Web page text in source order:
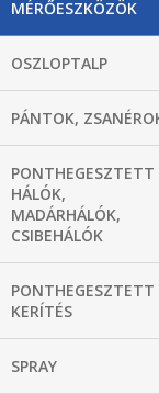
MÉRŐESZKÖZÖK
OSZLOPTALP
PÁNTOK,
PONTHEGESZTETT
HÁLÓK,
MADÁRHÁLÓK,
CSIBEHÁLÓK
PONTHEGESZTETT
KERÍTÉS
SPRAY